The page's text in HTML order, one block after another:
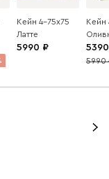
Кейн 4-75x75
Латте
5990
Кейн
5390
5990